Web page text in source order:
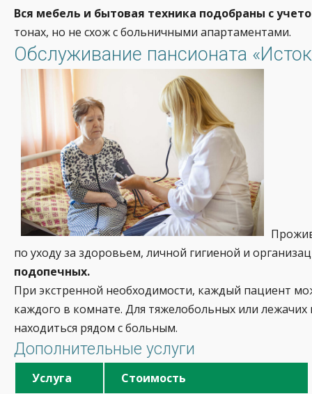
Вся мебель и бытовая техника подобраны с
тонах, но не схож с больничными апартаментами.
Обслуживание пансионата
по уходу за здоровьем, личной гигиеной и
подопечных.
При экстренной необходимости, каждый пациент
каждого в комнате. Для тяжелобольных или
находиться рядом с больным.
Дополнительные услуги
Услуга Стоимость